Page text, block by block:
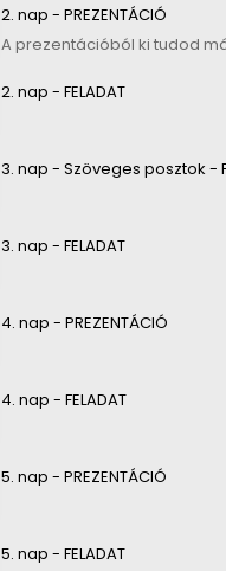
2. nap - PREZENTÁCIÓ
A prezentációból ki tudod
2. nap - FELADAT
3. nap - Szöveges posztok -
3. nap - FELADAT
4. nap - PREZENTÁCIÓ
4. nap - FELADAT
5. nap - PREZENTÁCIÓ
5. nap - FELADAT